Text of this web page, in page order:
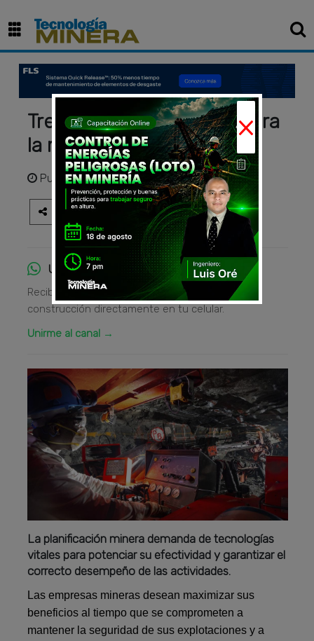
Tres tecnologías claves para
la minería del futuro
Publicadohace 3 años
Únete al canal de WhatsApp
Recibe las principales noticias del sector
construcción directamente en tu celular.
Unirme al canal →
La planificación minera demanda de tecnologías
vitales para potenciar su efectividad y garantizar el
correcto desempeño de las actividades.
Las empresas mineras desean maximizar sus
beneficios al tiempo que se comprometen a
mantener la seguridad de sus explotaciones y a
×